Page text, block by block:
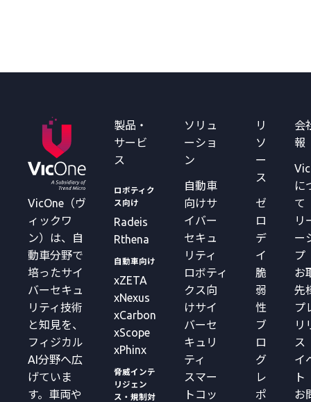
VicOne（ヴ
ィックワ
ン）は、自
動車分野で
培ったサイ
バーセキュ
リティ技術
と知見を、
フィジカル
AI分野へ広
げていま
す。車両や
製品・
サービ
ス
ロボティク
ス向け
Radeis
Rthena
自動車向け
xZETA
xNexus
xCarbon
xScope
xPhinx
脅威インテ
リジェン
ス・規制対
ソリュ
ーショ
ン
自動車
向けサ
イバー
セキュ
リティ
ロボティ
クス向
けサイ
バーセ
キュリ
ティ
スマー
トコッ
リ
ソ
ー
ス
ゼ
ロ
デ
イ
脆
弱
性
ブ
ロ
グ
レ
ポ
会
報
に
て
リ
ー
プ
お
先
プ
リ
ス
イ
ト
お